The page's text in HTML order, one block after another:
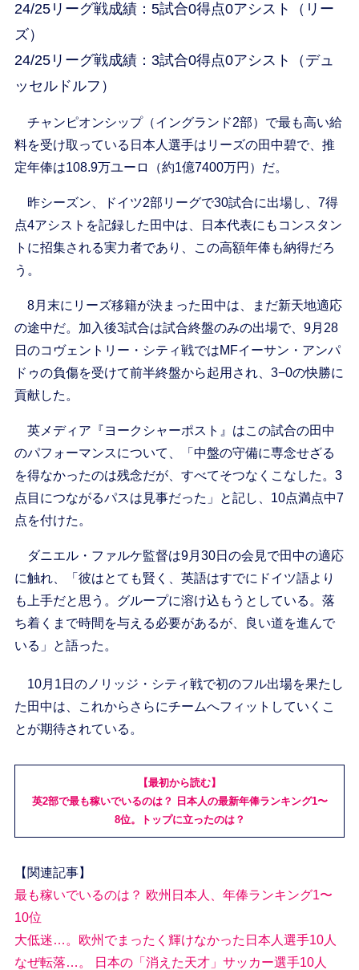
24/25リーグ戦成績：5試合0得点0アシスト（リー
ズ）
24/25リーグ戦成績：3試合0得点0アシスト（デュ
ッセルドルフ）
チャンピオンシップ（イングランド2部）で最も高い給
料を受け取っている日本人選手はリーズの田中碧で、推
定年俸は108.9万ユーロ（約1億7400万円）だ。
昨シーズン、ドイツ2部リーグで30試合に出場し、7得
点4アシストを記録した田中は、日本代表にもコンスタン
トに招集される実力者であり、この高額年俸も納得だろ
う。
8月末にリーズ移籍が決まった田中は、まだ新天地適応
の途中だ。加入後3試合は試合終盤のみの出場で、9月28
日のコヴェントリー・シティ戦ではMFイーサン・アンパ
ドゥの負傷を受けて前半終盤から起用され、3−0の快勝に
貢献した。
英メディア『ヨークシャーポスト』はこの試合の田中
のパフォーマンスについて、「中盤の守備に専念せざる
を得なかったのは残念だが、すべてそつなくこなした。3
点目につながるパスは見事だった」と記し、10点満点中7
点を付けた。
ダニエル・ファルケ監督は9月30日の会見で田中の適応
に触れ、「彼はとても賢く、英語はすでにドイツ語より
も上手だと思う。グループに溶け込もうとしている。落
ち着くまで時間を与える必要があるが、良い道を進んで
いる」と語った。
10月1日のノリッジ・シティ戦で初のフル出場を果たし
た田中は、これからさらにチームへフィットしていくこ
とが期待されている。
【最初から読む】
英2部で最も稼いでいるのは？ 日本人の最新年俸ランキング1〜
8位。トップに立ったのは？
【関連記事】
最も稼いでいるのは？ 欧州日本人、年俸ランキング1〜
10位
大低迷…。欧州でまったく輝けなかった日本人選手10人
なぜ転落…。 日本の「消えた天才」サッカー選手10人